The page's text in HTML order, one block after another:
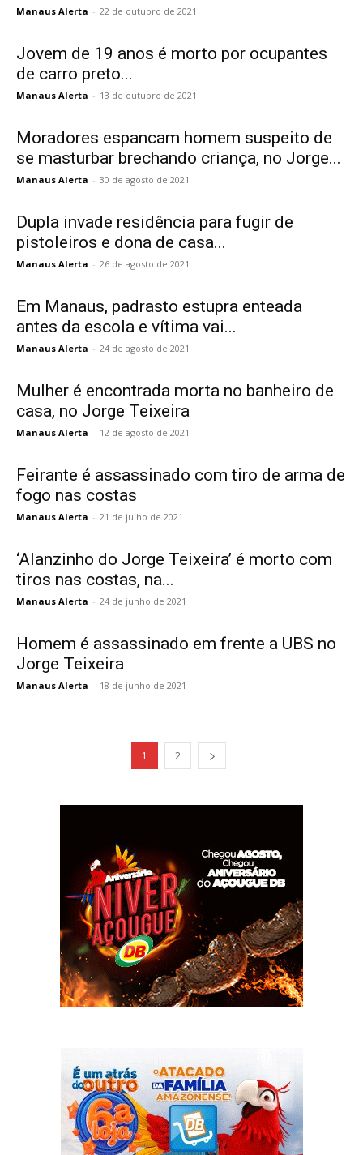
Manaus Alerta - 22 de outubro de 2021
Jovem de 19 anos é morto por ocupantes
de carro preto...
Manaus Alerta - 13 de outubro de 2021
Moradores espancam homem suspeito de
se masturbar brechando criança, no Jorge...
Manaus Alerta - 30 de agosto de 2021
Dupla invade residência para fugir de
pistoleiros e dona de casa...
Manaus Alerta - 26 de agosto de 2021
Em Manaus, padrasto estupra enteada
antes da escola e vítima vai...
Manaus Alerta - 24 de agosto de 2021
Mulher é encontrada morta no banheiro de
casa, no Jorge Teixeira
Manaus Alerta - 12 de agosto de 2021
Feirante é assassinado com tiro de arma de
fogo nas costas
Manaus Alerta - 21 de julho de 2021
‘Alanzinho do Jorge Teixeira’ é morto com
tiros nas costas, na...
Manaus Alerta - 24 de junho de 2021
Homem é assassinado em frente a UBS no
Jorge Teixeira
Manaus Alerta - 18 de junho de 2021
1 2